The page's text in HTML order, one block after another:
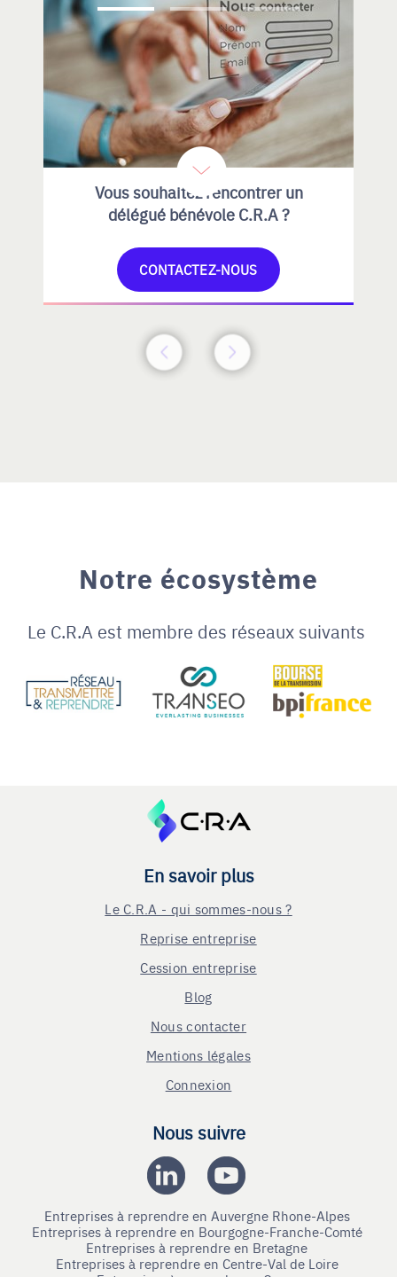
Vous souhaitez rencontrer un
délégué bénévole C.R.A ?
CONTACTEZ-NOUS
Notre écosystème
Le C.R.A est membre des réseaux suivants
En savoir plus
Le C.R.A - qui sommes-nous ?
Reprise entreprise
Cession entreprise
Blog
Nous contacter
Mentions légales
Connexion
Nous suivre
Entreprises à reprendre en Auvergne Rhone-Alpes
Entreprises à reprendre en Bourgogne-Franche-Comté
Entreprises à reprendre en Bretagne
Entreprises à reprendre en Centre-Val de Loire